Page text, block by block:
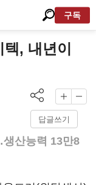
구독
, 내년이
답글쓰기
산능력 13만8